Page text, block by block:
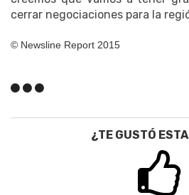
cerrar negociaciones para la
© Newsline Report 2015
¿TE GUSTÓ